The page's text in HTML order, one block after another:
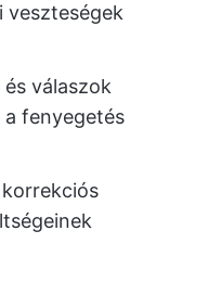
veszteségek
válaszok
a fenyegetés